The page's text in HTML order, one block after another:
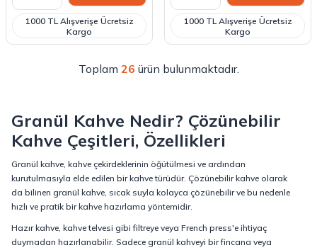
1000 TL Alışverişe Ücretsiz
Kargo
1000 TL Alışverişe Ücretsiz
Kargo
Toplam 26 ürün bulunmaktadır.
Granül Kahve Nedir? Çözünebilir
Kahve Çeşitleri, Özellikleri
Granül kahve, kahve çekirdeklerinin öğütülmesi ve ardından
kurutulmasıyla elde edilen bir kahve türüdür. Çözünebilir kahve olarak
da bilinen granül kahve, sıcak suyla kolayca çözünebilir ve bu nedenle
hızlı ve pratik bir kahve hazırlama yöntemidir.
Hazır kahve, kahve telvesi gibi filtreye veya French press'e ihtiyaç
duymadan hazırlanabilir. Sadece granül kahveyi bir fincana veya